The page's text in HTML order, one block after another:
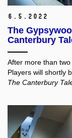
6. 5. 2022
The
Canterbury
After more than
Players will shortly
The Canterbury